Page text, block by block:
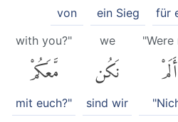
für
ein Sieg
von
"Were
أَلَمْ
we
نَكُن
sind wir
with you?"
مَّعَكُمْ
mit euch?"